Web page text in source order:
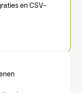
en CSV-